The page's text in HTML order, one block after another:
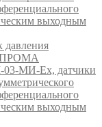
выходным
ПРОМА
МИ-Ех, датчики
выходным